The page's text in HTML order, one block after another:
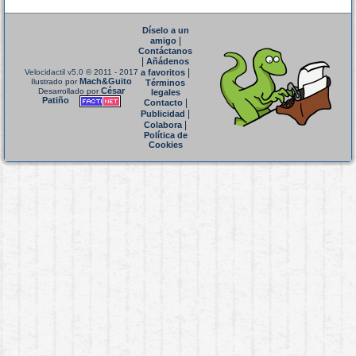
Velocidactil v5.0 © 2011 - 2017
Ilustrado porMach&Guito
Desarrollado porCésar
Patiño
Díselo a un
amigo|
Contáctanos
Añádenos
a favoritos
Términos
legales
Contacto|
Publicidad
Colabora|
Política de
Cookies